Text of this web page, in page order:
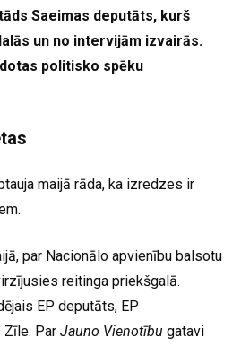
Saeimas deputāts, kurš
un no intervijām izvairās.
politisko spēku
maijā rāda, ka izredzes ir
par Nacionālo apvienību balsotu
reitinga priekšgalā.
EP deputāts, EP
Par Jauno Vienotību gatavi